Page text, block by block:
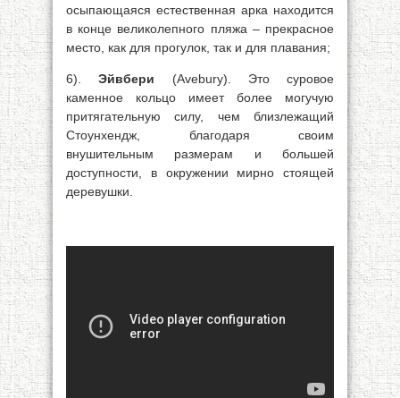
осыпающаяся естественная арка находится
в конце великолепного пляжа – прекрасное
место, как для прогулок, так и для плавания;
6).Эйвбери (Avebury). Это суровое
каменное кольцо имеет более могучую
притягательную силу, чем близлежащий
Стоунхендж, благодаря своим
внушительным размерам и большей
доступности, в окружении мирно стоящей
деревушки.